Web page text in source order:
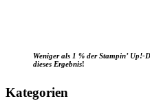
Weniger als 1 % der Stampin’ Up!-
dieses Ergebnis!
Kategorien